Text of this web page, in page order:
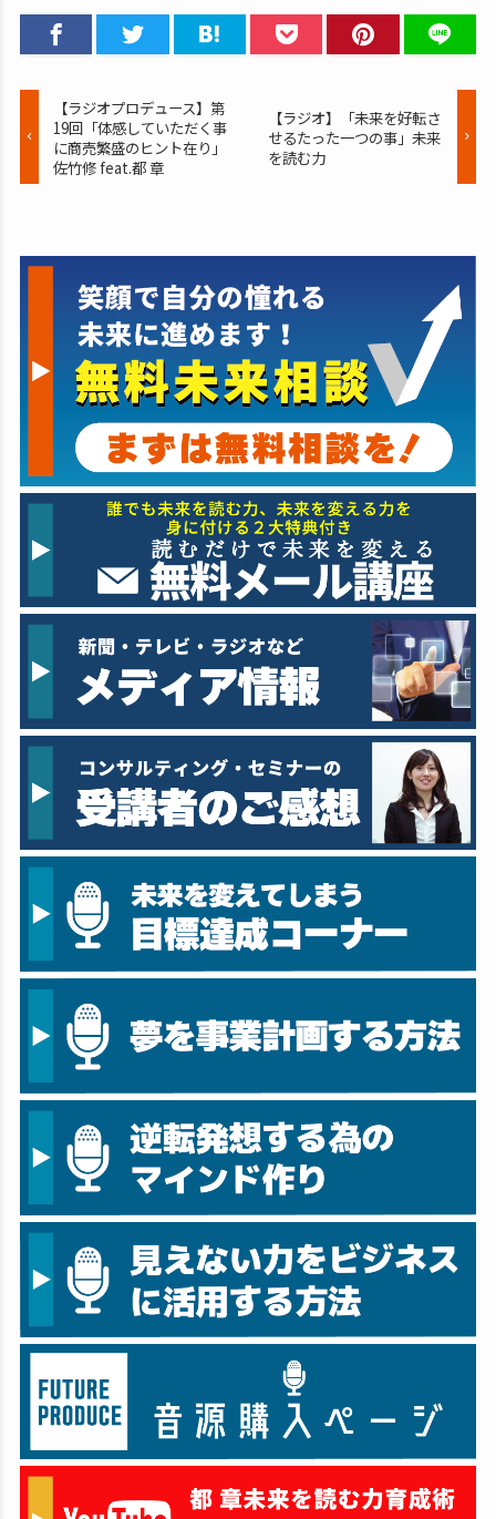
【ラジオプロデュース】第
19回「体感していただく事
に商売繁盛のヒント在り」
佐竹修 feat.都 章
【ラジオ】「未来を好転さ
せるたった一つの事」未来
を読む力